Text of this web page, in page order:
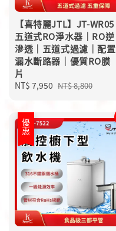
【喜特麗JTL】JT-WR05
五道式RO淨水器｜RO逆
滲透｜五道式過濾｜配置
漏水斷路器｜優質RO膜
片
Sale
NT$ 7,950 Regular
NT$ 8,800
優惠